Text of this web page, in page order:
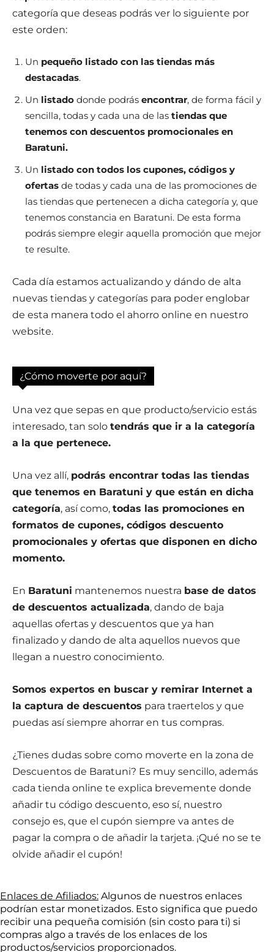
categoría que deseas podrás ver lo siguiente por
este orden:
Un pequeño listado con las tiendas más
destacadas.
Un listado donde podrás encontrar, de forma fácil y
sencilla, todas y cada una de las tiendas que
tenemos con descuentos promocionales en
Baratuni.
Un listado con todos los cupones, códigos y
ofertas de todas y cada una de las promociones de
las tiendas que pertenecen a dicha categoría y, que
tenemos constancia en Baratuni. De esta forma
podrás siempre elegir aquella promoción que mejor
te resulte.
Cada día estamos actualizando y dándo de alta
nuevas tiendas y categorías para poder englobar
de esta manera todo el ahorro online en nuestro
website.
¿Cómo moverte por aquí?
Una vez que sepas en que producto/servicio estás
interesado, tan solo tendrás que ir a la categoría
a la que pertenece.
Una vez allí, podrás encontrar todas las tiendas
que tenemos en Baratuni y que están en dicha
categoría, así como, todas las promociones en
formatos de cupones, códigos descuento
promocionales y ofertas que disponen en dicho
momento.
En Baratuni mantenemos nuestra base de datos
de descuentos actualizada, dando de baja
aquellas ofertas y descuentos que ya han
finalizado y dando de alta aquellos nuevos que
llegan a nuestro conocimiento.
Somos expertos en buscar y remirar Internet a
la captura de descuentos para traertelos y que
puedas así siempre ahorrar en tus compras.
¿Tienes dudas sobre como moverte en la zona de
Descuentos de Baratuni? Es muy sencillo, además
cada tienda online te explica brevemente donde
añadir tu código descuento, eso sí, nuestro
consejo es, que el cupón siempre va antes de
pagar la compra o de añadir la tarjeta. ¡Qué no se te
olvide añadir el cupón!
Enlaces de Afiliados: Algunos de nuestros enlaces
podrían estar monetizados. Esto significa que puedo
recibir una pequeña comisión (sin costo para ti) si
compras algo a través de los enlaces de los
productos/servicios proporcionados.